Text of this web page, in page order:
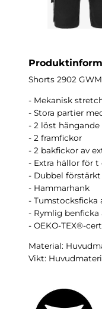
Shorts 2902
- Mekanisk
- Stora partier
- 2 löst
- 2 framfickor
- 2 bakfickor av
- Extra hällor för
- Dubbel
- Hammarhank
- Tumstocksficka
- Rymlig benficka
- OEKO-TEX®-
Material:
Vikt: